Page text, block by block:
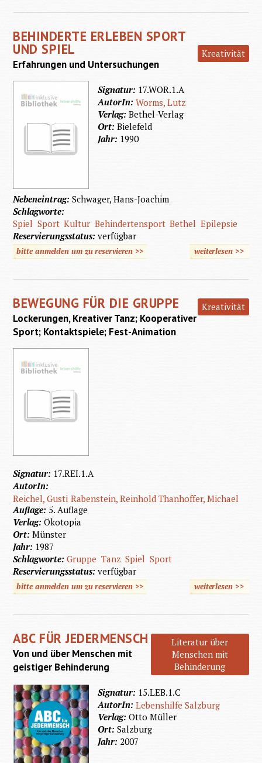
BEHINDERTE ERLEBEN SPORT
UND SPIEL Kreativität
Erfahrungen und Untersuchungen
Signatur: 17.WOR.1.A
AutorIn:Worms, Lutz
Verlag:Bethel-Verlag
Ort:Bielefeld
Jahr: 1990
Nebeneintrag:Schwager, Hans-Joachim
Schlagworte:
Spiel Sport Kultur Behindertensport Bethel Epilepsie
Reservierungsstatus:verfügbar
bitte anmelden um zu reservieren >> weiterlesen
über
Sport
>>
BEWEGUNG FÜR DIE GRUPPE Kreativität
Lockerungen, Kreativer Tanz; Kooperativer
Sport; Kontaktspiele; Fest-Animation
Signatur: 17.REI.1.A
AutorIn:
Reichel, Gusti Rabenstein, Reinhold Thanhoffer, Michael
Auflage: 5. Auflage
Verlag:Ökotopia
Ort:Münster
Jahr: 1987
Schlagworte:Gruppe Tanz Spiel Sport
Reservierungsstatus:verfügbar
bitte anmelden um zu reservieren >> weiterlesen
über
>>
ABC FÜR JEDERMENSCH
Literatur über
Menschen mit
Behinderung
Von und über Menschen mit
geistiger Behinderung
Signatur: 15.LEB.1.C
AutorIn:Lebenshilfe Salzburg
Verlag:Otto Müller
Ort:Salzburg
Jahr: 2007